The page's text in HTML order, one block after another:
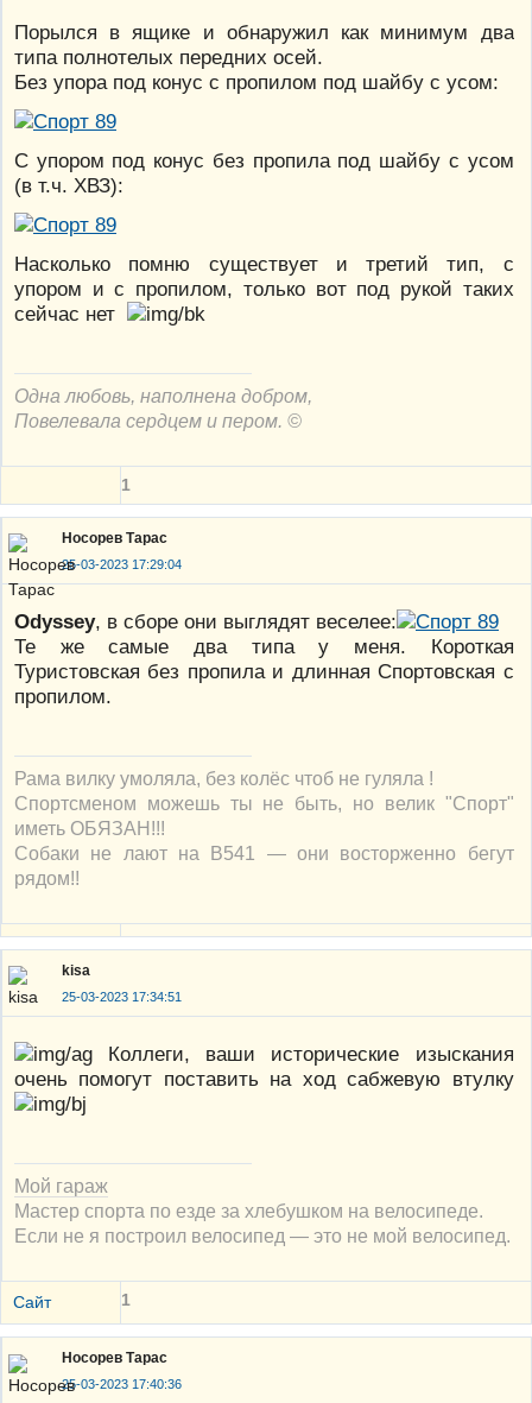
Порылся в ящике и обнаружил как минимум два
типа полнотелых передних осей.
Без упора под конус с пропилом под шайбу с усом:
С упором под конус без пропила под шайбу с усом
(в т.ч. ХВЗ):
Насколько помню существует и третий тип, с
упором и с пропилом, только вот под рукой таких
сейчас нет
Одна любовь, наполнена добром,
Повелевала сердцем и пером. ©
1
Носорев Тарас
25-03-2023 17:29:04
Odyssey, в сборе они выглядят веселее:
Те же самые два типа у меня. Короткая
Туристовская без пропила и длинная Спортовская с
пропилом.
Рама вилку умоляла, без колёс чтоб не гуляла !
Спортсменом можешь ты не быть, но велик "Спорт"
иметь ОБЯЗАН!!!
Собаки не лают на В541 — они восторженно бегут
рядом!!
kisa
25-03-2023 17:34:51
Коллеги, ваши исторические изыскания
очень помогут поставить на ход сабжевую втулку
Мой гараж
Мастер спорта по езде за хлебушком на велосипеде.
Если не я построил велосипед — это не мой велосипед.
Сайт 1
Носорев Тарас
25-03-2023 17:40:36